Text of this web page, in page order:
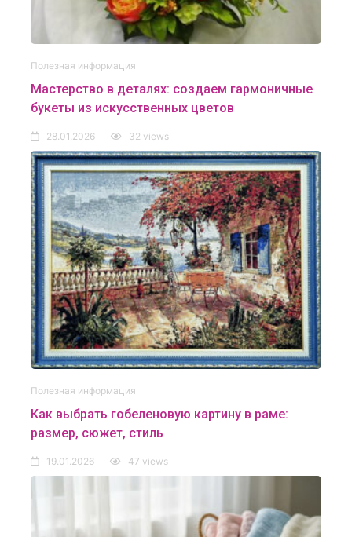
Полезная информация
Мастерство в деталях: создаем гармоничные
букеты из искусственных цветов
28.01.2026 32 views
Полезная информация
Как выбрать гобеленовую картину в раме:
размер, сюжет, стиль
19.01.2026 47 views